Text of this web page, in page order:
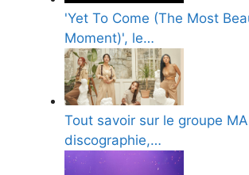
'Yet To Come (The Most
Moment)', le…
Tout savoir sur le groupe
discographie,…